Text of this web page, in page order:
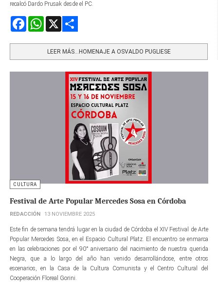
recalcó Dardo Prusak desde el PC.
FacebookWhatsApp
LEER MÁS…HOMENAJE A OSVALDO PUGLIESE
CULTURA
Festival de Arte Popular Mercedes Sosa en Córdoba
REDACCIÓN 13 NOVIEMBRE 2025
Este fin de semana tendrá lugar en la ciudad de Córdoba el XIV Festival de Arte
Popular Mercedes Sosa, en el Espacio Cultural Platz. El encuentro se enmarca
en las celebraciones por el 90° aniversario del nacimiento de nuestra querida
Negra, que a lo largo del año han venido desarrollándose, entre otros
escenarios, en la Casa de la Cultura Comunista y el Centro Cultural del
Cooperación Floreal Gorini.